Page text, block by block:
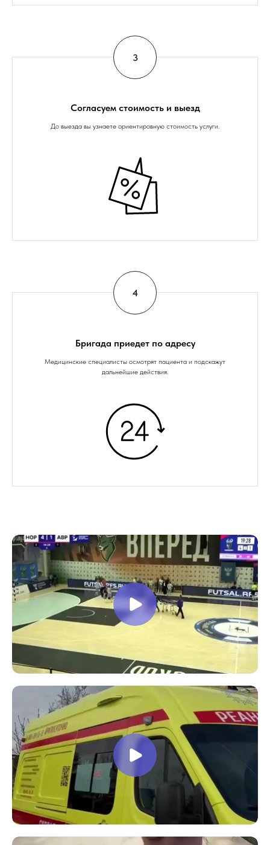
Согласуем стоимость и выезд
До выезда вы узнаете ориентировную стоимость услуги.
Бригада приедет по адресу
Медицинские специалисты осмотрят пациента и подскажут
дальнейшие действия.